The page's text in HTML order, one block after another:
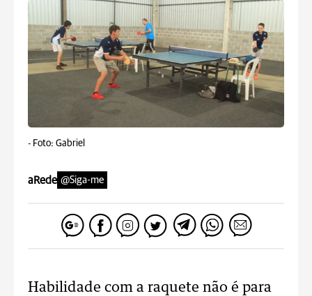
- Foto: Gabriel
aRede @Siga-me
Habilidade com a raquete não é para